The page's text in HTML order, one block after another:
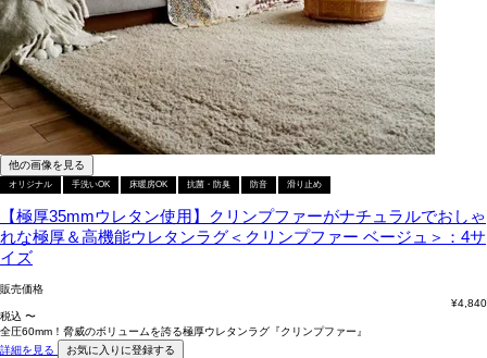
他の画像を見る
オリジナル 手洗いOK 床暖房OK 抗菌・防臭 防音 滑り止め
【極厚35mmウレタン使用】クリンプファーがナチュラルでおしゃ
れな極厚＆高機能ウレタンラグ＜クリンプファー ベージュ＞：4サ
イズ
販売価格
¥4,840
税込 〜
全圧60mm！脅威のボリュームを誇る極厚ウレタンラグ『クリンプファー』
詳細を見る
お気に入りに登録する